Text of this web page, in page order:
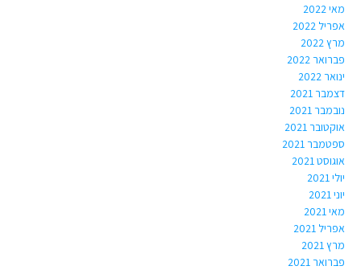
מאי 2022
אפריל 2022
מרץ 2022
פברואר 2022
ינואר 2022
דצמבר 2021
נובמבר 2021
אוקטובר 2021
ספטמבר 2021
אוגוסט 2021
יולי 2021
יוני 2021
מאי 2021
אפריל 2021
מרץ 2021
פברואר 2021